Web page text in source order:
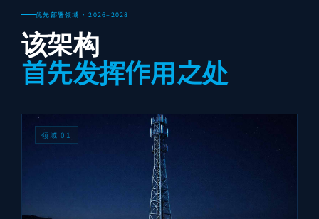
优先部署领域 · 2026–2028
该架构
首先发挥作用之处
领域 01